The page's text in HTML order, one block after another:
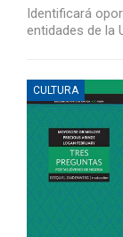
Identificará
entidades de la
CULTURA